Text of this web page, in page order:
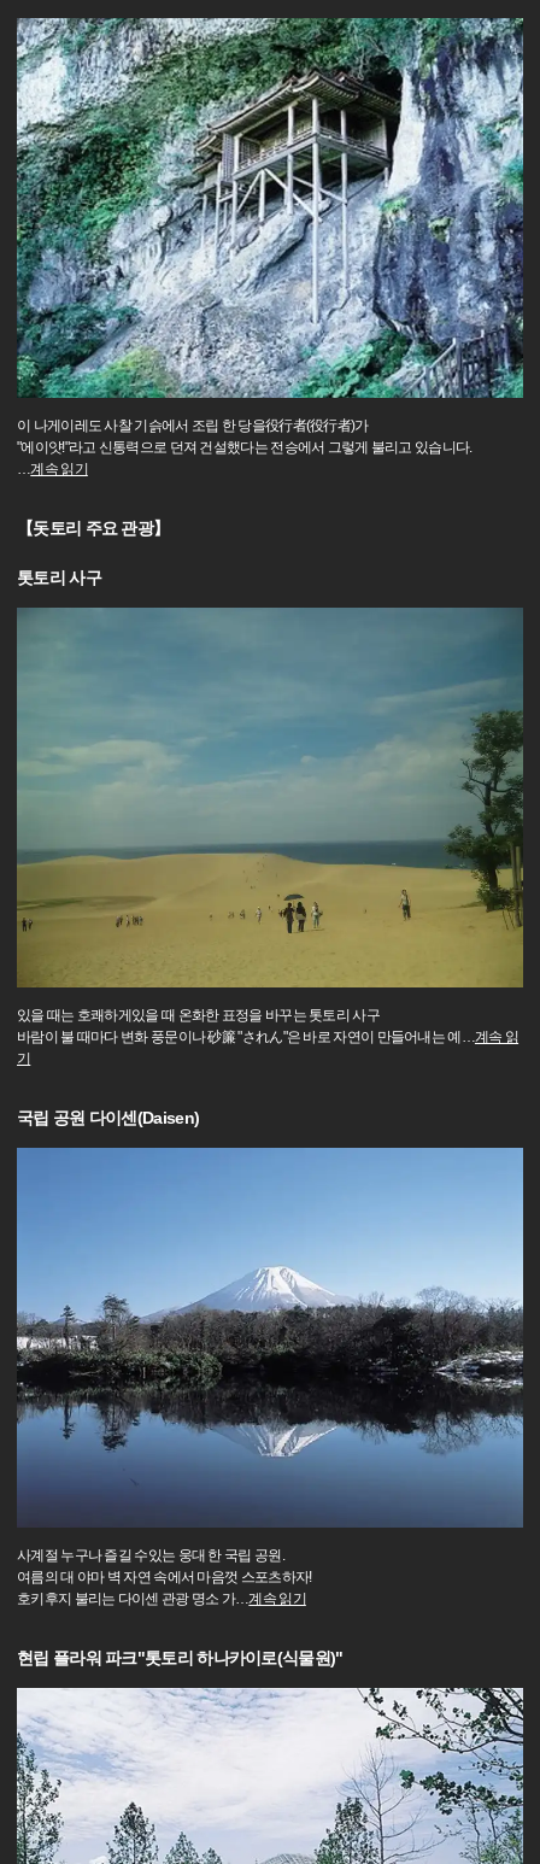
이 나게이레도 사찰 기슭에서 조립 한 당을役行者(役行者)가
"에이얏!"라고 신통력으로 던져 건설했다는 전승에서 그렇게 불리고 있습니다.
…계속 읽기
【돗토리 주요 관광】
톳토리 사구
있을 때는 호쾌하게있을 때 온화한 표정을 바꾸는 톳토리 사구
바람이 불 때마다 변화 풍문이나 砂簾 "されん"은 바로 자연이 만들어내는 예 …계속 읽
기
국립 공원 다이센(Daisen)
사계절 누구나 즐길 수있는 웅대 한 국립 공원.
여름의 대 야마 벽 자연 속에서 마음껏 스포츠하자!
호키후지 불리는 다이센 관광 명소 가…계속 읽기
현립 플라워 파크"톳토리 하나카이로(식물원)"